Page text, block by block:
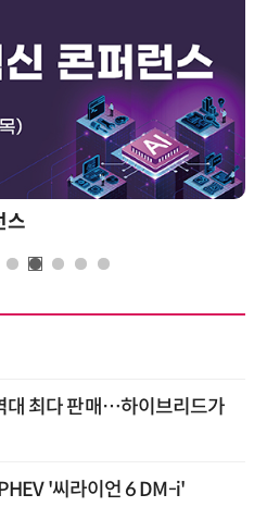
스
대 최다 판매…하이브리드가
'씨라이언 6 DM-i'